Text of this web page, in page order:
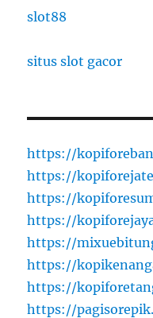
slot88
situs slot gacor
https://
https://
https://
https://
https://
https://
https://
https://